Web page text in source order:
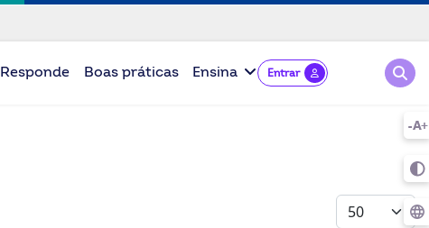
Responde Boas práticas Ensina Entrar
Mostrar #